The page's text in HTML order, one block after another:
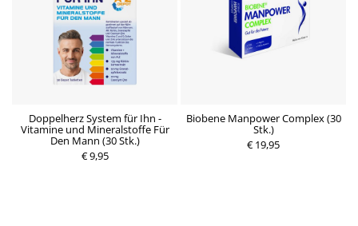
Doppelherz System für Ihn -
Vitamine und Mineralstoffe Für
Den Mann (30 Stk.)
€ 9,95
Biobene Manpower Complex (30
Stk.)
€ 19,95